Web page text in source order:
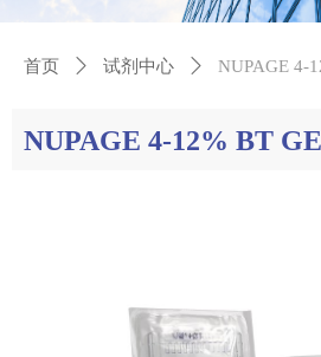
首页 ꄲ 试剂中心 ꄲ NUPAGE 4-
NUPAGE 4-12% BT